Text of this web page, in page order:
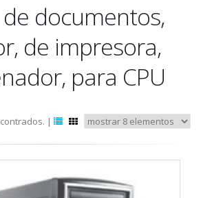
documentos,
de impresora,
para CPU
|